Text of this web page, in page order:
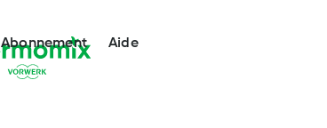
Abonnement Aide